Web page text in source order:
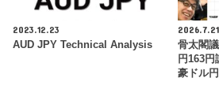
2023.12.23
AUD JPY Technical Analysis
2026.7.21
骨太閣
円163円
豪ドル